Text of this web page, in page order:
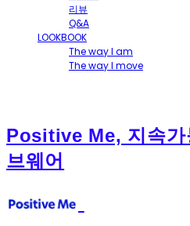
리뷰
Q&A
LOOKBOOK
The way I am
The way I move
Positive Me, 지속가
브웨어